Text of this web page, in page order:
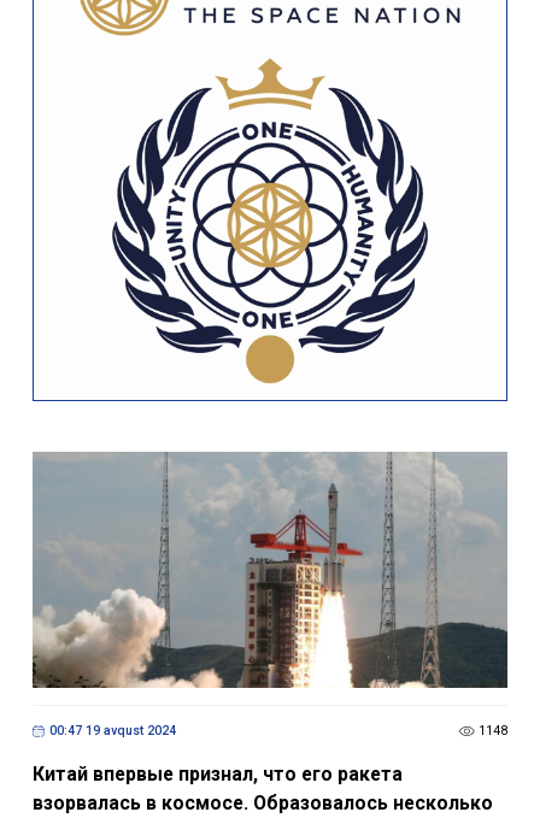
00:47 19 avqust 2024 1148
Китай впервые признал, что его ракета
взорвалась в космосе. Образовалось несколько